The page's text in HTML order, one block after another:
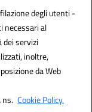
degli utenti -
necessari al
servizi
inoltre,
da Web
ns. Cookie Policy.
icmvce
S.r.l.
Italia